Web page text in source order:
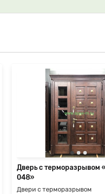
Дверь с терморазрывом
048»
Двери с терморазрывом